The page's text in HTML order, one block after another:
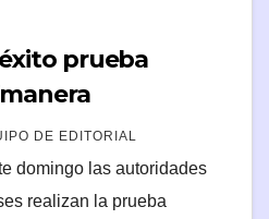
prueba
DE EDITORIAL
domingo las autoridades
realizan la prueba